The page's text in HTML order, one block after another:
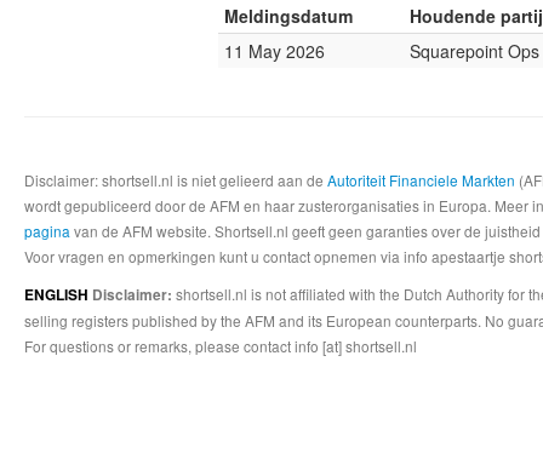
Meldingsdatum
Houdende partij
11 May 2026
Squarepoint Ops
Disclaimer: shortsell.nl is niet gelieerd aan de Autoriteit Financiele Markten
wordt gepubliceerd door de AFM en haar zusterorganisaties in Europa.
pagina van de AFM website. Shortsell.nl geeft geen garanties over de
Voor vragen en opmerkingen kunt u contact opnemen via info apestaartje
ENGLISH Disclaimer: shortsell.nl is not affiliated with the Dutch Authority for
selling registers published by the AFM and its European counterparts. No
For questions or remarks, please contact info [at] shortsell.nl